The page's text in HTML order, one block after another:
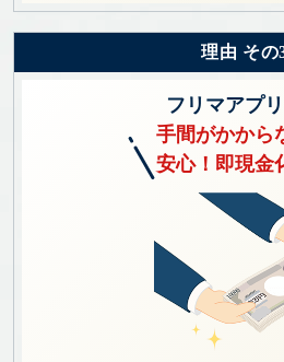
理由 その
フリマアプ
手間がかから
安心！即現金